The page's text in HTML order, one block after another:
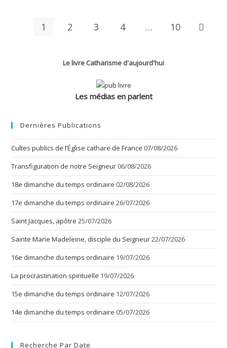
1 2 3 4 … 10 Aller à
Le livre Catharisme d'aujourd'hui
Les médias en parlent
Dernières Publications
Cultes publics de l’Église cathare de France 07/08/2026
Transfiguration de notre Seigneur 06/08/2026
18e dimanche du temps ordinaire 02/08/2026
17e dimanche du temps ordinaire 26/07/2026
Saint Jacques, apôtre 25/07/2026
Sainte Marie Madeleine, disciple du Seigneur22/07/2026
16e dimanche du temps ordinaire 19/07/2026
La procrastination spirituelle 19/07/2026
15e dimanche du temps ordinaire 12/07/2026
14e dimanche du temps ordinaire 05/07/2026
Recherche Par Date